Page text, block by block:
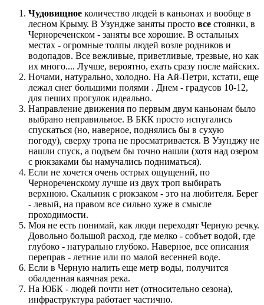
Чудовищное количество людей в каньонах и вообще в
лесном Крыму. В Узундже заняты просто все стоянки, в
Чернореченском - заняты все хорошие. В остальных
местах - огромные толпы людей возле родников и
водопадов. Все вежливые, приветливые, трезвые, но как
их много.... Лучше, вероятно, ехать сразу после майских.
Ночами, натурально, холодно. На Ай-Петри, кстати, еще
лежал снег большими полями . Днем - градусов 10-12,
для пеших прогулок идеально.
Направление движения по первым двум каньонам было
выбрано неправильное. В БКК просто испугались
спускаться (но, наверное, поднялись бы в сухую
погоду), сверху тропа не просматривается. В Узунджу не
нашли спуск, а подъем бы точно нашли (хотя над озером
с рюкзаками бы намучались подниматься).
Если не хочется очень острых ощущений, по
Чернореченскому лучше из двух троп выбирать
верхнюю. Скальник с рюкзаком - это на любителя. Берег
- левый, на правом все сильно хуже в смысле
проходимости.
Моя не есть понимай, как люди переходят Черную речку.
Довольно большой расход, где мелко - собъет водой, где
глубоко - натурально глубоко. Наверное, все описания
переправ - летние или по малой весенней воде.
Если в Черную налить еще метр воды, получится
обалденная каячная река.
На ЮБК - людей почти нет (относительно сезона),
инфраструктура работает частично.